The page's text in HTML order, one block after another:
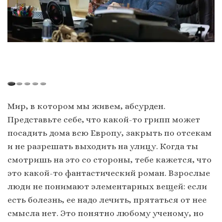
Мир, в котором мы живем, абсурден.
Представьте себе, что какой-то грипп может
посадить дома всю Европу, закрыть по отсекам
и не разрешать выходить на улицу. Когда ты
смотришь на это со стороны, тебе кажется, что
это какой-то фантастический роман. Взрослые
люди не понимают элементарных вещей: если
есть болезнь, ее надо лечить, прятаться от нее
смысла нет. Это понятно любому ученому, но